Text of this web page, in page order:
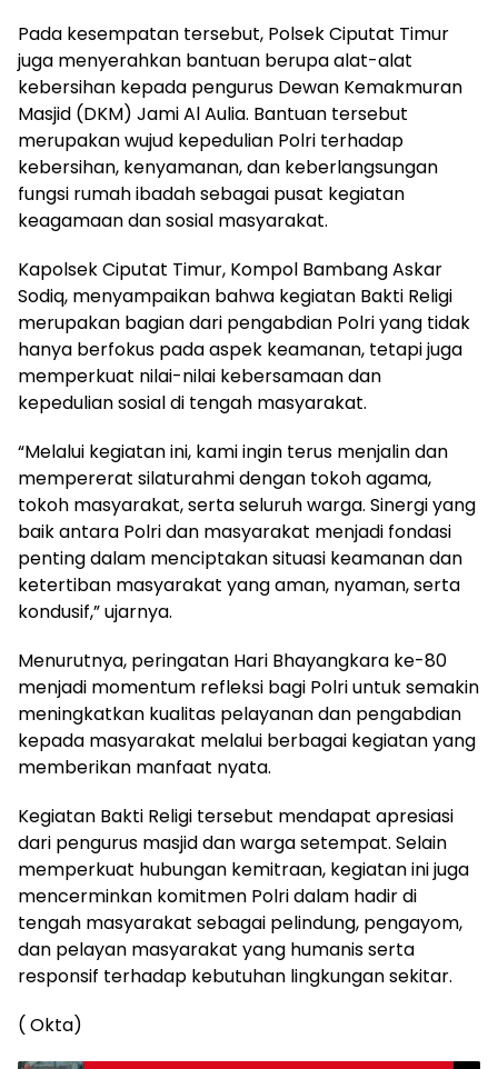
Pada kesempatan tersebut, Polsek Ciputat Timur
juga menyerahkan bantuan berupa alat-alat
kebersihan kepada pengurus Dewan Kemakmuran
Masjid (DKM) Jami Al Aulia. Bantuan tersebut
merupakan wujud kepedulian Polri terhadap
kebersihan, kenyamanan, dan keberlangsungan
fungsi rumah ibadah sebagai pusat kegiatan
keagamaan dan sosial masyarakat.
Kapolsek Ciputat Timur, Kompol Bambang Askar
Sodiq, menyampaikan bahwa kegiatan Bakti Religi
merupakan bagian dari pengabdian Polri yang tidak
hanya berfokus pada aspek keamanan, tetapi juga
memperkuat nilai-nilai kebersamaan dan
kepedulian sosial di tengah masyarakat.
“Melalui kegiatan ini, kami ingin terus menjalin dan
mempererat silaturahmi dengan tokoh agama,
tokoh masyarakat, serta seluruh warga. Sinergi yang
baik antara Polri dan masyarakat menjadi fondasi
penting dalam menciptakan situasi keamanan dan
ketertiban masyarakat yang aman, nyaman, serta
kondusif,” ujarnya.
Menurutnya, peringatan Hari Bhayangkara ke-80
menjadi momentum refleksi bagi Polri untuk semakin
meningkatkan kualitas pelayanan dan pengabdian
kepada masyarakat melalui berbagai kegiatan yang
memberikan manfaat nyata.
Kegiatan Bakti Religi tersebut mendapat apresiasi
dari pengurus masjid dan warga setempat. Selain
memperkuat hubungan kemitraan, kegiatan ini juga
mencerminkan komitmen Polri dalam hadir di
tengah masyarakat sebagai pelindung, pengayom,
dan pelayan masyarakat yang humanis serta
responsif terhadap kebutuhan lingkungan sekitar.
( Okta)